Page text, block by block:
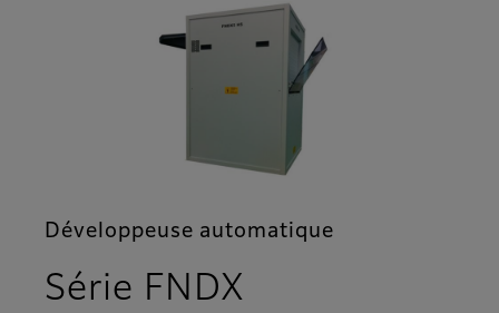
Développeuse automatique
Série FNDX